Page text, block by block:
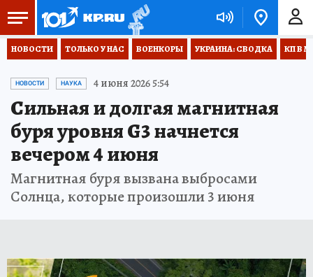
НОВОСТИ ТОЛЬКО У НАС ВОЕНКОРЫ УКРАИНА: СВОДКА КП В
НОВОСТИ НАУКА 4 июня 2026 5:54
Сильная и долгая магнитная
буря уровня G3 начнется
вечером 4 июня
Магнитная буря вызвана выбросами
Солнца, которые произошли 3 июня